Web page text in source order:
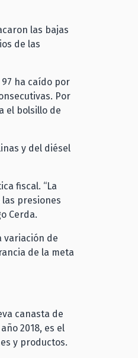
las bajas
de las
97 ha caído por
Por
el bolsillo de
y del diésel
fiscal. “La
presiones
Cerda.
variación de
de la meta
canasta de
2018, es el
y productos.